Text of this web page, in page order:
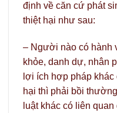
định về căn cứ phát
thiệt hại như sau:
– Người nào có hành
khỏe, danh dự, nhân
lợi ích hợp pháp
hại thì phải bồi
luật khác có liên